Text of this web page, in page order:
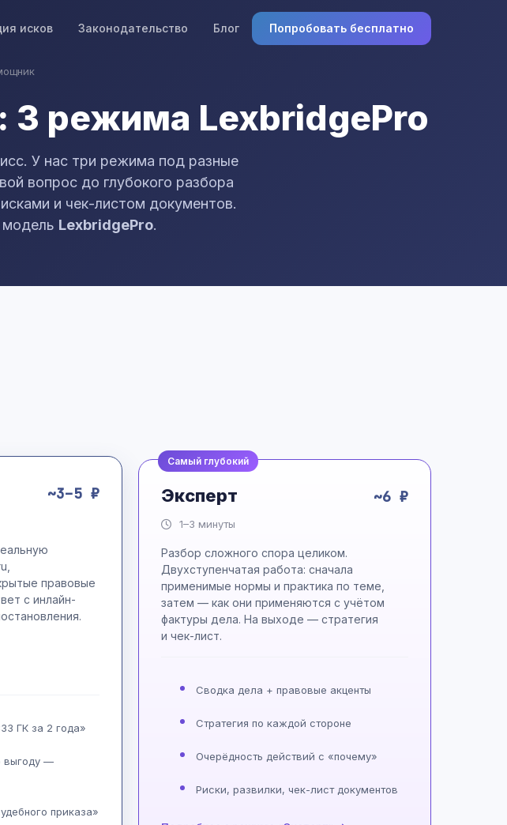
исков Законодательство Блог Попробовать бесплатно
режима LexbridgePro
У нас три режима под разные
вопрос до глубокого разбора
и чек-листом документов.
LexbridgePro.
~3–5 ₽
правовые
с инлайн-
ГК за 2 года»
выгоду —
приказа»
Самый глубокий
Эксперт ~6 ₽
1–3 минуты
Разбор сложного спора целиком.
Двухступенчатая работа: сначала
применимые нормы и практика по теме,
затем — как они применяются с учётом
фактуры дела. На выходе — стратегия
и чек-лист.
Сводка дела + правовые акценты
Стратегия по каждой стороне
Очерёдность действий с «почему»
Риски, развилки, чек-лист документов